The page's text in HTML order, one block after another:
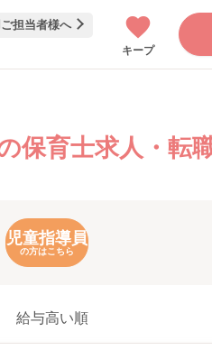
担当者様へ
キープ
保育士求人・転
児童指導員
の方はこちら
給与高い順